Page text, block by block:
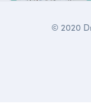
© 2020